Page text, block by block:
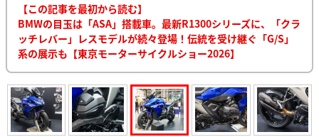
【この記事を最初から読む】
BMWの目玉は「ASA」搭載車。最新R1300シリーズに、「クラ
ッチレバー」レスモデルが続々登場！伝統を受け継ぐ「G/S」
系の展示も【東京モーターサイクルショー2026】